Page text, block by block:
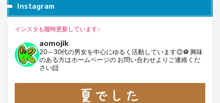
Instagram
インスタも随時更新しています♪
aomojik
20～30代の男女を中心にゆるく活動しています😊⚽興味
のある方はホームページの お問い合わせよりご連絡くだ
さい📨